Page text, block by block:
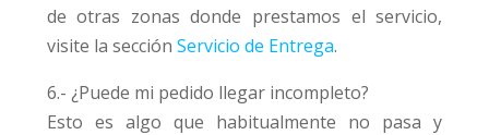
de otras zonas donde prestamos el servicio,
visite la sección Servicio de Entrega.
6.- ¿Puede mi pedido llegar incompleto?
Esto es algo que habitualmente no pasa y